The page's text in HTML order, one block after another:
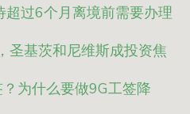
超过6个月离境前需要办理
圣基茨和尼维斯成投资焦
为什么要做9G工签降